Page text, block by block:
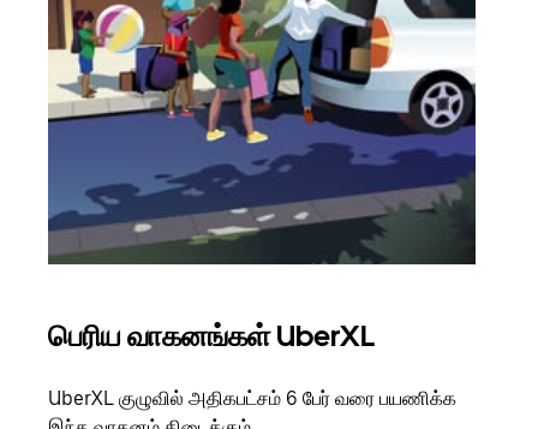
பெரிய வாகனங்கள் UberXL
UberXL குழுவில் அதிகபட்சம் 6 பேர் வரை பயணிக்க